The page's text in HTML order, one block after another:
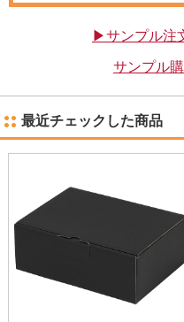
▶サンプル注
サンプル
最近チェックした商品